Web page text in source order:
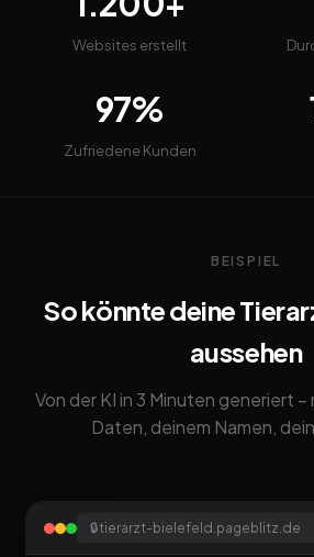
Websites erstellt
97%
Zufriedene Kunden
BEISPIEL
So könnte deine
aussehen
Von der KI in 3 Minuten generiert
Daten, deinem Namen,
🔒tierarzt-bielefeld.pageblitz.de